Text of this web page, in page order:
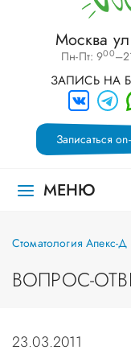
Москва
Пн-Пт: 900
ЗАПИСЬ НА
Записаться
МЕНЮ
Стоматология Апекс-Д
ВОПРОС-
23.03.2011